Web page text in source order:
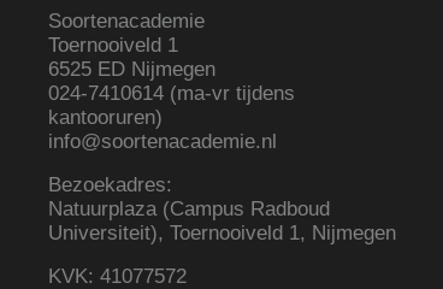
Soortenacademie
Toernooiveld 1
6525 ED Nijmegen
024-7410614 (ma-vr tijdens
kantooruren)
info@soortenacademie.nl
Bezoekadres:
Natuurplaza (Campus Radboud
Universiteit), Toernooiveld 1, Nijmegen
KVK: 41077572